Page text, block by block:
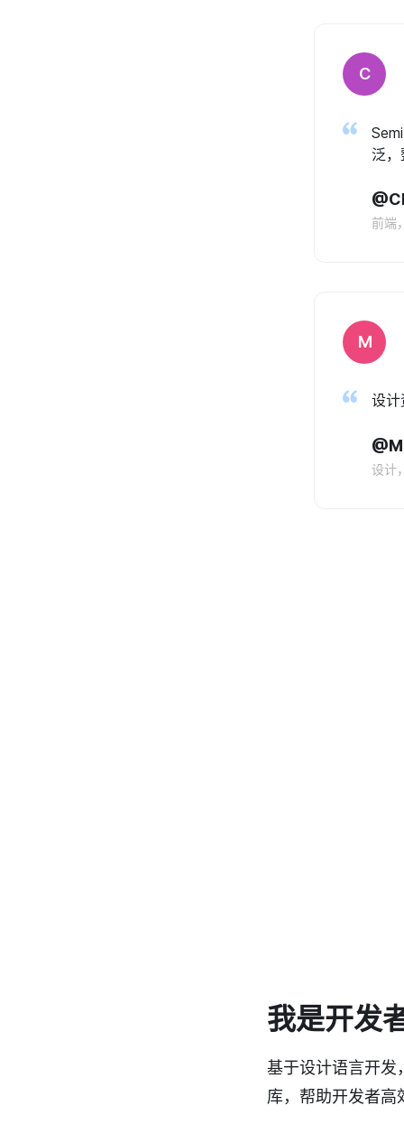
C
泛
前端
M
设计
设计
我是开发
基于设计语言开发
库，帮助开发者高